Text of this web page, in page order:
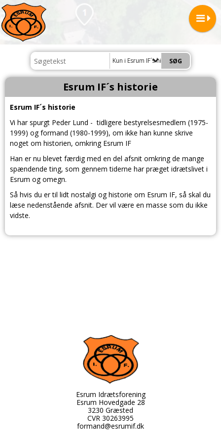
Kun i Esrum IF´s historie
Esrum IF´s historie
Esrum IF´s historie
Vi har spurgt Peder Lund - tidligere bestyrelsesmedlem (1975-
1999) og formand (1980-1999), om ikke han kunne skrive
noget om historien, omkring Esrum IF
Han er nu blevet færdig med en del afsnit omkring de mange
spændende ting, som gennem tiderne har præget idrætslivet i
Esrum og omegn.
Så hvis du er til lidt nostalgi og historie om Esrum IF, så skal du
læse nedenstående afsnit. Der vil være en masse som du ikke
vidste.
Esrum Idrætsforening
Esrum Hovedgade 28
3230 Græsted
CVR 30263995
formand@esrumif.dk